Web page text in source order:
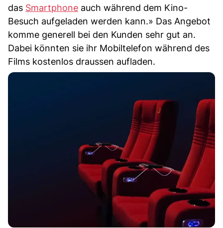
das Smartphone auch während dem Kino-
Besuch aufgeladen werden kann.» Das Angebot
komme generell bei den Kunden sehr gut an.
Dabei könnten sie ihr Mobiltelefon während des
Films kostenlos draussen aufladen.